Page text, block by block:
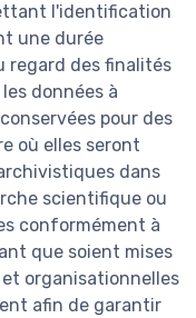
l'identification
une durée
regard des finalités
données à
pour des
où elles seront
dans
scientifique ou
conformément à
que soient mises
organisationnelles
afin de garantir